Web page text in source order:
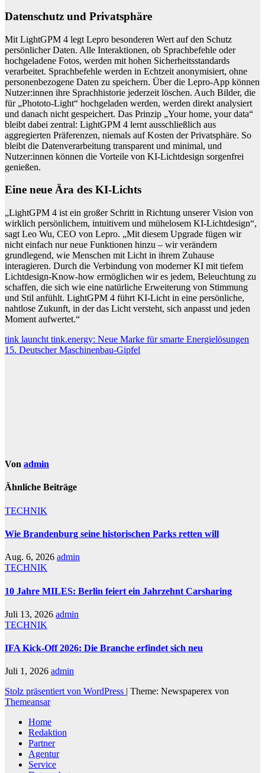
Datenschutz und Privatsphäre
Mit LightGPM 4 legt Lepro besonderen Wert auf den Schutz
persönlicher Daten. Alle Interaktionen, ob Sprachbefehle oder
hochgeladene Fotos, werden mit hohen Sicherheitsstandards
verarbeitet. Sprachbefehle werden in Echtzeit anonymisiert, ohne
personenbezogene Daten zu speichern. Über die Lepro-App können
Nutzer:innen ihre Sprachhistorie jederzeit löschen. Auch Bilder, die
für „Phototo-Light“ hochgeladen werden, werden direkt analysiert
und danach nicht gespeichert. Das Prinzip „Your home, your data“
bleibt dabei zentral: LightGPM 4 lernt ausschließlich aus
aggregierten Präferenzen, niemals auf Kosten der Privatsphäre. So
bleibt die Datenverarbeitung transparent und minimal, und
Nutzer:innen können die Vorteile von KI-Lichtdesign sorgenfrei
genießen.
Eine neue Ära des KI-Lichts
„LightGPM 4 ist ein großer Schritt in Richtung unserer Vision von
wirklich persönlichem, intuitivem und mühelosem KI-Lichtdesign“,
sagt Leo Wu, CEO von Lepro. „Mit diesem Upgrade fügen wir
nicht einfach nur neue Funktionen hinzu – wir verändern
grundlegend, wie Menschen mit Licht in ihrem Zuhause
interagieren. Durch die Verbindung von moderner KI mit tiefem
Lichtdesign-Know-how ermöglichen wir es jedem, Beleuchtung zu
schaffen, die sich wie eine natürliche Erweiterung von Stimmung
und Stil anfühlt. LightGPM 4 führt KI-Licht in eine persönliche,
nahtlose Zukunft, in der das Licht versteht, sich anpasst und jeden
Moment aufwertet.“
Beitragsnavigation
tink launcht tink.energy: Neue Marke für smarte Energielösungen
15. Deutscher Maschinenbau-Gipfel
Von admin
Ähnliche Beiträge
TECHNIK
Wie Brandenburg seine historischen Parks retten will
Aug. 6, 2026 admin
TECHNIK
10 Jahre MILES: Berlin feiert ein Jahrzehnt Carsharing
Juli 13, 2026 admin
TECHNIK
IFA Kick-Off 2026: Die Branche erfindet sich neu
Juli 1, 2026 admin
Stolz präsentiert von WordPress | Theme: Newspaperex von
Themeansar
Home
Redaktion
Partner
Agentur
Service